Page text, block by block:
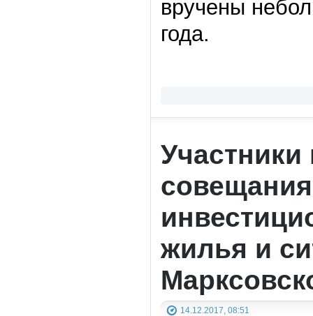
вручены
года.
жилья и
14.12.2017, 08:51